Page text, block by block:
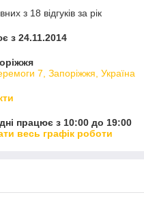
з 18 відгуків за рік
з 24.11.2014
7, Запоріжжя, Україна
працює з 10:00 до 19:00
весь графік роботи